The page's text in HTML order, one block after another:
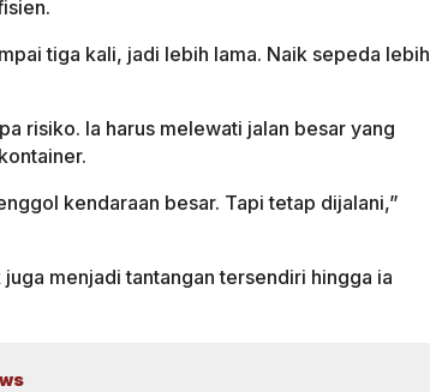
tiga kali, jadi lebih lama. Naik sepeda lebih
risiko. Ia harus melewati jalan besar yang
kendaraan besar. Tapi tetap dijalani,”
menjadi tantangan tersendiri hingga ia